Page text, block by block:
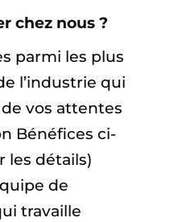
chez nous ?
parmi les plus
l’industrie qui
vos attentes
Bénéfices ci-
les détails)
de
travaille